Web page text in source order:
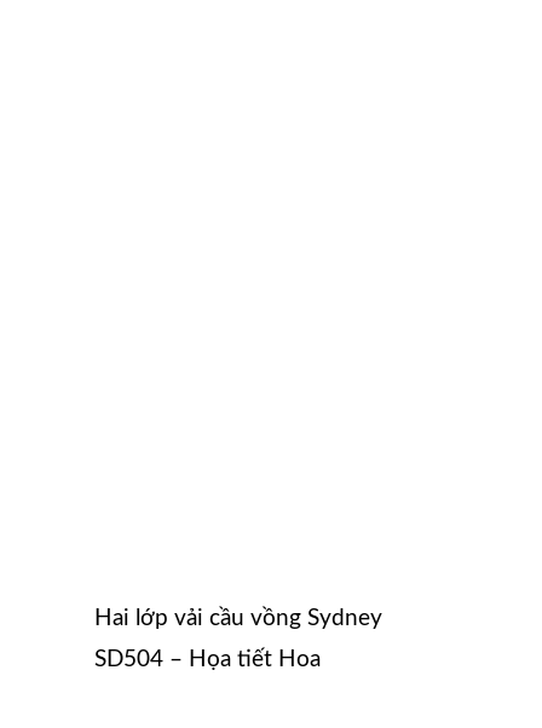
Hai lớp vải cầu vồng Sydney
SD504 – Họa tiết Hoa